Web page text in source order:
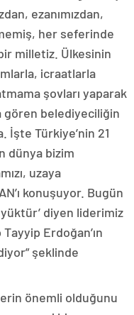
ezanımızdan,
her seferinde
milletiz. Ülkesinin
icraatlarla
şovları yaparak
gören belediyeciliğin
İşte Türkiye’nin 21
dünya bizim
uzaya
konuşuyor. Bugün
diyen liderimiz
Erdoğan’ın
şeklinde
önemli olduğunu